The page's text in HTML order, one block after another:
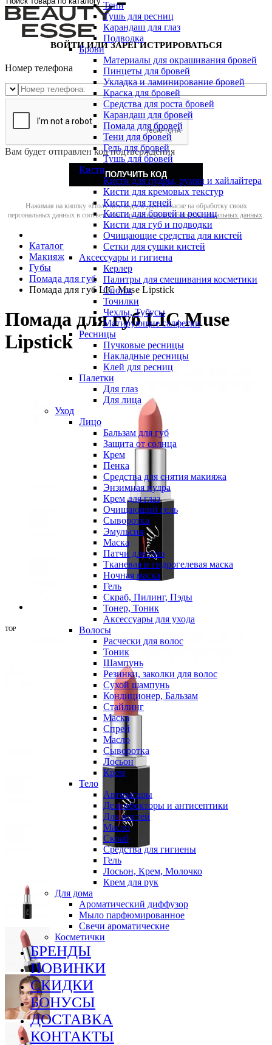
Тени
Тушь для ресниц
Карандаш для глаз
Подводка
Брови
Материалы для окрашивания бровей
Пинцеты для бровей
Укладка и ламинирование бровей
Краска для бровей
Средства для роста бровей
Карандаш для бровей
Помада для бровей
Тени для бровей
Гель для бровей
Тушь для бровей
Кисти
Кисти для пудры, румян и хайлайтера
Кисти для кремовых текстур
Кисти для теней
Кисти для бровей и ресниц
Кисти для губ и подводки
Очищающие средства для кистей
Сетки для сушки кистей
Аксессуары и гигиена
Керлер
Палитры для смешивания косметики
Спонж
Точилки
Чехлы, Тубусы
Матирующие салфетки
Ресницы
Пучковые ресницы
Накладные ресницы
Клей для ресниц
Палетки
Для глаз
Для лица
Уход
Лицо
Бальзам для губ
Защита от солнца
Крем
Пенка
Средства для снятия макияжа
Энзимная пудра
Крем для глаз
Очищающий гель
Сыворотка
Эмульсия
Маска
Патчи для глаз
Тканевая и гидрогелевая маска
Ночная маска
Гель
Скраб, Пилинг, Пэды
Тонер, Тоник
Аксессуары для ухода
Волосы
Расчески для волос
Тоник
Шампунь
Резинки, заколки для волос
Сухой шампунь
Кондиционер, Бальзам
Стайлинг
Маска
Спрей
Масло
Сыворотка
Лосьон
Крем
Тело
Автозагары
Дезинфекторы и антисептики
Для ногтей
Масло
Скраб
Средства для гигиены
Гель
Лосьон, Крем, Молочко
Крем для рук
Для дома
Ароматический диффузор
Мыло парфюмированное
Свечи ароматические
Косметички
БРЕНДЫ
НОВИНКИ
СКИДКИ
БОНУСЫ
ДОСТАВКА
КОНТАКТЫ
ВОЙТИ ИЛИ ЗАРЕГИСТРИРОВАТЬСЯ
Номер телефона
Вам будет отправлен код подтверждения
ПОЛУЧИТЬ КОД
Нажимая на кнопку «Получить код», я даю согласие на обработку своих
персональных данных в соответствии сполитикой обработки персональных данных.
Каталог
Макияж
Губы
Помада для губ
Помада для губ LIC Muse Lipstick
Помада для губ LIC Muse
Lipstick
TOP